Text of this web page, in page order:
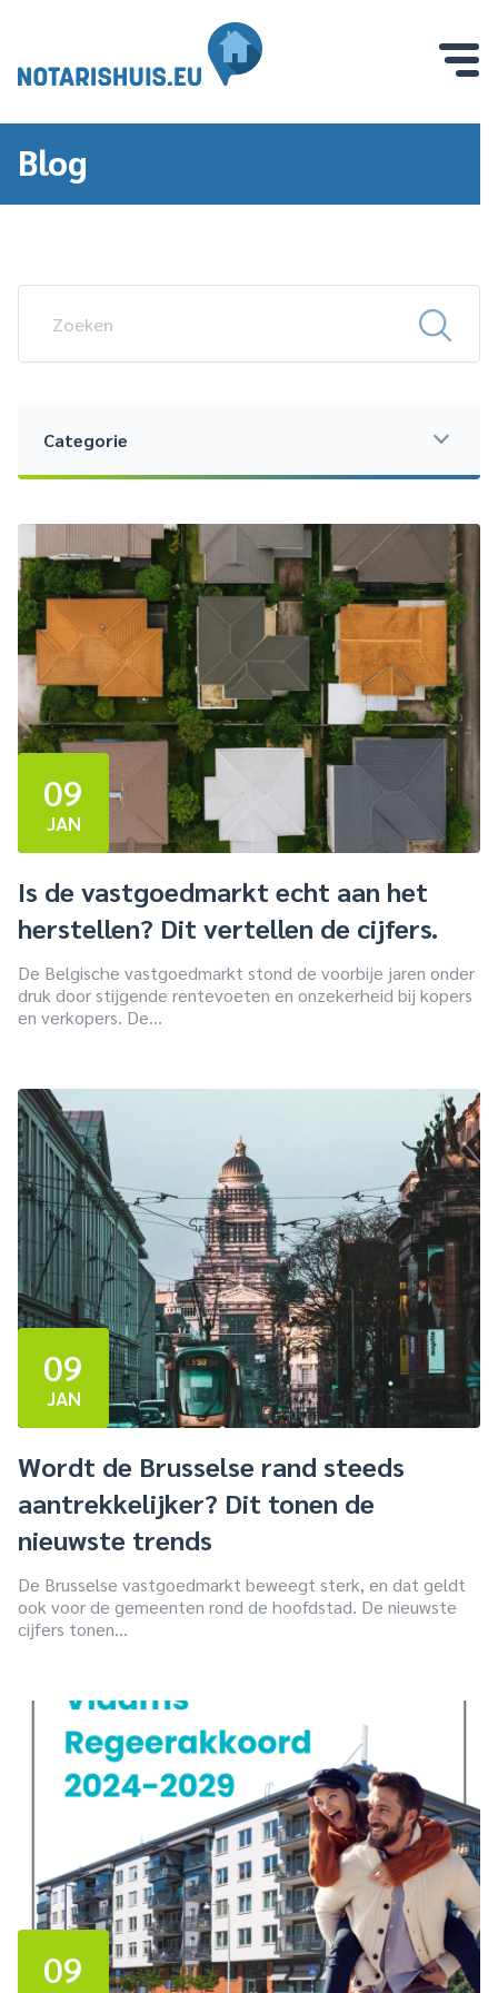
Blog
Categorie
Asbest
Vastgoedmarkt
Verkoop
09
JAN
Is de vastgoedmarkt echt aan het
herstellen? Dit vertellen de cijfers.
De Belgische vastgoedmarkt stond de voorbije jaren onder
druk door stijgende rentevoeten en onzekerheid bij kopers
en verkopers. De...
09
JAN
Wordt de Brusselse rand steeds
aantrekkelijker? Dit tonen de
nieuwste trends
De Brusselse vastgoedmarkt beweegt sterk, en dat geldt
ook voor de gemeenten rond de hoofdstad. De nieuwste
cijfers tonen...
09